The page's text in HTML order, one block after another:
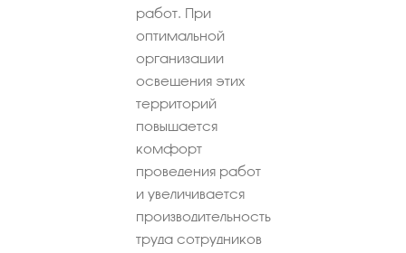
работ. При
оптимальной
организации
освещения этих
территорий
повышается
комфорт
проведения работ
и увеличивается
производительность
труда сотрудников